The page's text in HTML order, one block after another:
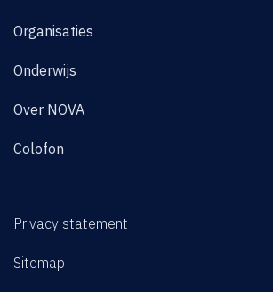
Organisaties
Onderwijs
Over NOVA
Colofon
Privacy statement
Sitemap